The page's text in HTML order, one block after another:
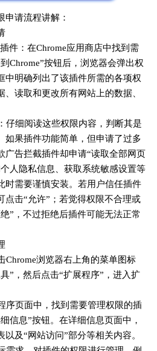
申请流程讲解：
件：在Chrome应用商店中找到需
Chrome”按钮后，浏览器会弹出权
中明确列出了该插件所需的各项权
、读取和更改所有网站上的数据、
仔细阅读这些权限内容，判断其是
如果插件功能简单，但申请了过多
广告拦截插件却申请“读取全部网页
人隐私信息、获取系统敏感设置等
时需要谨慎安装。若用户信任插件
点击“允许”；若觉得权限不合理或
”，不过拒绝后插件可能无法正常
Chrome浏览器右上角的菜单图标
”，然后点击“扩展程序”，进入扩
序页面中，找到需要管理权限的插
信息”按钮。在详细信息页面中，
及“网站访问”部分等相关内容。